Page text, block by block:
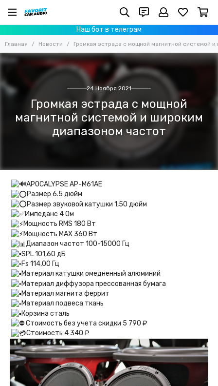
Наш бот в телеграм
Главная Новости Громкая эстрада с мощной магнитной системой
24 Ноября 2021
Громкая эстрада с мощной
магнитной системой и широким
диапазоном частот
APOCALYPSE AP-M61AE
Размер 6.5 дюйм
Размер звуковой катушки 1,50 дюйм
Импеданс 4 Ом
Мощность RMS 180 Вт
Мощность MAX 360 Вт
Диапазон частот 100-15000 Гц
SPL 101,60 дБ
Fs 114,00 Гц
Материал катушки омедненный алюминий
Материал диффузора прессованная бумага
Материал магнита феррит
Материал подвеса ткань
Корзина сталь
Стоимость без учета скидки 5 790 ₽
Стоимость 4 340 ₽